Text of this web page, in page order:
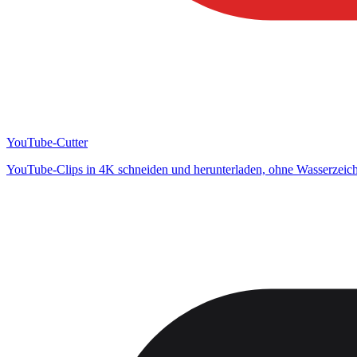
YouTube-Cutter
YouTube-Clips in 4K schneiden und herunterladen, ohne